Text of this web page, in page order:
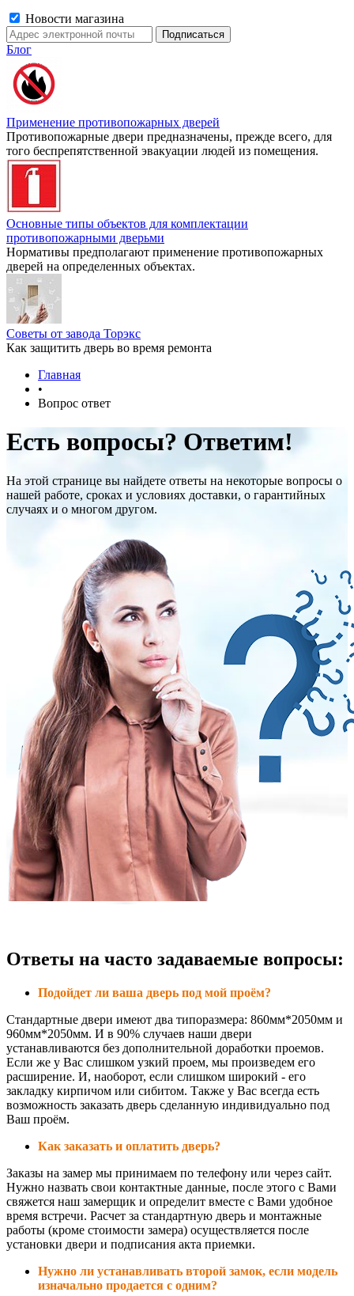
Новости магазина
Блог
Применение противопожарных дверей
Противопожарные двери предназначены, прежде всего, для
того беспрепятственной эвакуации людей из помещения.
Основные типы объектов для комплектации
противопожарными дверьми
Нормативы предполагают применение противопожарных
дверей на определенных объектах.
Советы от завода Торэкс
Как защитить дверь во время ремонта
Главная
•
Вопрос ответ
Есть вопросы? Ответим!
На этой странице вы найдете ответы на некоторые вопросы о
нашей работе, сроках и условиях доставки, о гарантийных
случаях и о многом другом.
Ответы на часто задаваемые вопросы:
Подойдет ли ваша дверь под мой проём?
Стандартные двери имеют два типоразмера: 860мм*2050мм и
960мм*2050мм. И в 90% случаев наши двери
устанавливаются без дополнительной доработки проемов.
Если же у Вас слишком узкий проем, мы произведем его
расширение. И, наоборот, если слишком широкий - его
закладку кирпичом или сибитом. Также у Вас всегда есть
возможность заказать дверь сделанную индивидуально под
Ваш проём.
Как заказать и оплатить дверь?
Заказы на замер мы принимаем по телефону или через сайт.
Нужно назвать свои контактные данные, после этого с Вами
свяжется наш замерщик и определит вместе с Вами удобное
время встречи. Расчет за стандартную дверь и монтажные
работы (кроме стоимости замера) осуществляется после
установки двери и подписания акта приемки.
Нужно ли устанавливать второй замок, если модель
изначально продается с одним?